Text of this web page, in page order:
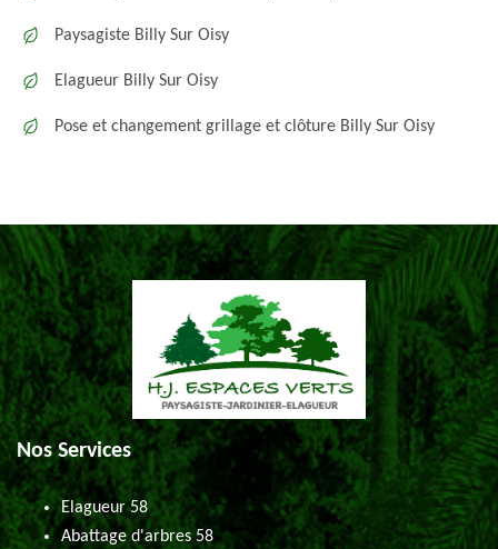
Paysagiste Billy Sur Oisy
Elagueur Billy Sur Oisy
Pose et changement grillage et clôture Billy Sur Oisy
Nos Services
Elagueur 58
Abattage d'arbres 58